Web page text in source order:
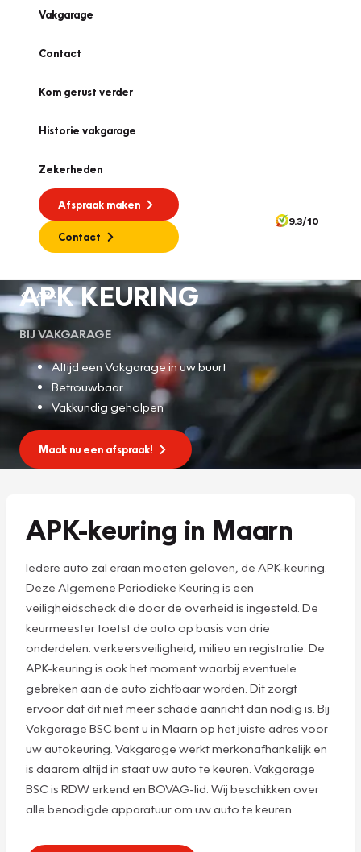
Vakgarage
Contact
Kom gerust verder
Historie vakgarage
Zekerheden
Afspraak maken
Contact
9.3/10
APK
APK KEURING
BIJ VAKGARAGE
Altijd een Vakgarage in uw buurt
Betrouwbaar
Vakkundig geholpen
Maak nu een afspraak!
APK-keuring in Maarn
Iedere auto zal eraan moeten geloven, de APK-keuring.
Deze Algemene Periodieke Keuring is een
veiligheidscheck die door de overheid is ingesteld. De
keurmeester toetst de auto op basis van drie
onderdelen: verkeersveiligheid, milieu en registratie. De
APK-keuring is ook het moment waarbij eventuele
gebreken aan de auto zichtbaar worden. Dit zorgt
ervoor dat dit niet meer schade aanricht dan nodig is. Bij
Vakgarage BSC bent u in Maarn op het juiste adres voor
uw autokeuring. Vakgarage werkt merkonafhankelijk en
is daarom altijd in staat uw auto te keuren. Vakgarage
BSC is RDW erkend en BOVAG-lid. Wij beschikken over
alle benodigde apparatuur om uw auto te keuren.